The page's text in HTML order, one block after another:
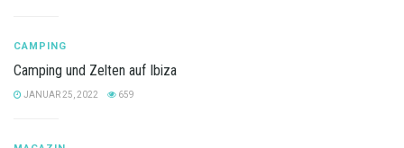
CAMPING
Camping und Zelten auf Ibiza
JANUAR 25, 2022 659